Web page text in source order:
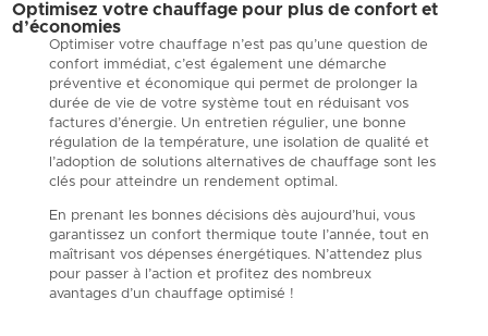
Optimisez votre chauffage pour plus de confort et
d’économies
Optimiser votre chauffage n’est pas qu’une question de
confort immédiat, c’est également une démarche
préventive et économique qui permet de prolonger la
durée de vie de votre système tout en réduisant vos
factures d’énergie. Un entretien régulier, une bonne
régulation de la température, une isolation de qualité et
l’adoption de solutions alternatives de chauffage sont les
clés pour atteindre un rendement optimal.
En prenant les bonnes décisions dès aujourd’hui, vous
garantissez un confort thermique toute l’année, tout en
maîtrisant vos dépenses énergétiques. N’attendez plus
pour passer à l’action et profitez des nombreux
avantages d’un chauffage optimisé !